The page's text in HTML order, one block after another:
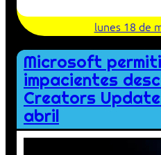
lunes 18 de
Microsoft
impacientes
Creators
abril